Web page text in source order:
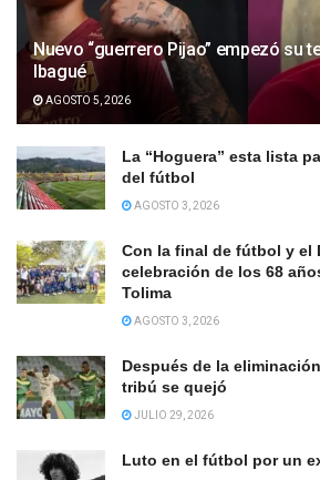
Nuevo “guerrero Pijao” empezó su
Ibagué
AGOSTO 5, 2026
La “Hoguera” esta lista
del fútbol
AGOSTO 3, 2026
Con la final de fútbol y el
celebración de los 68
Tolima
AGOSTO 3, 2026
Después de la
tribú se quejó
JULIO 29, 2026
Luto en el fútbol por un